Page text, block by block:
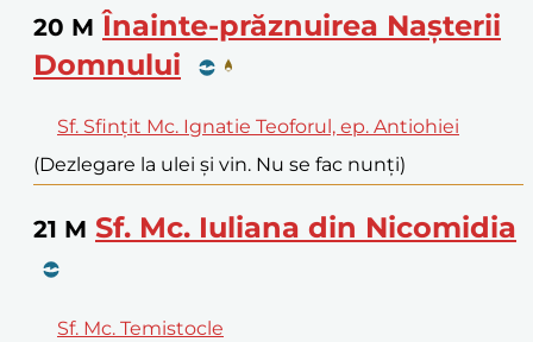
20 M Înainte-prăznuirea Nașterii
Domnului
Sf. Sfințit Mc. Ignatie Teoforul, ep. Antiohiei
(Dezlegare la ulei și vin. Nu se fac nunți)
21 M Sf. Mc. Iuliana din Nicomidia
Sf. Mc. Temistocle